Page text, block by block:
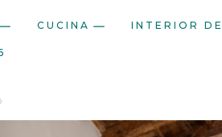
CUCINA INTERIOR